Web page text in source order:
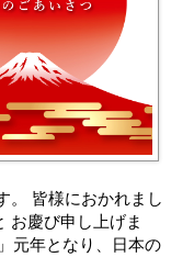
。 皆様におかれまし
お慶び申し上げま
元年となり、日本の